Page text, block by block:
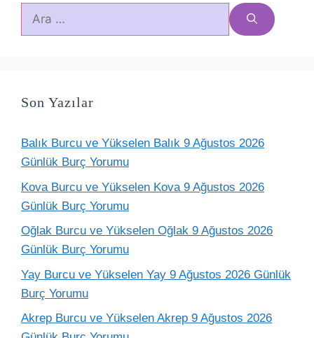
için
Son Yazılar
Balık Burcu ve Yükselen Balık 9 Ağustos 2026
Günlük Burç Yorumu
Kova Burcu ve Yükselen Kova 9 Ağustos 2026
Günlük Burç Yorumu
Oğlak Burcu ve Yükselen Oğlak 9 Ağustos 2026
Günlük Burç Yorumu
Yay Burcu ve Yükselen Yay 9 Ağustos 2026 Günlük
Burç Yorumu
Akrep Burcu ve Yükselen Akrep 9 Ağustos 2026